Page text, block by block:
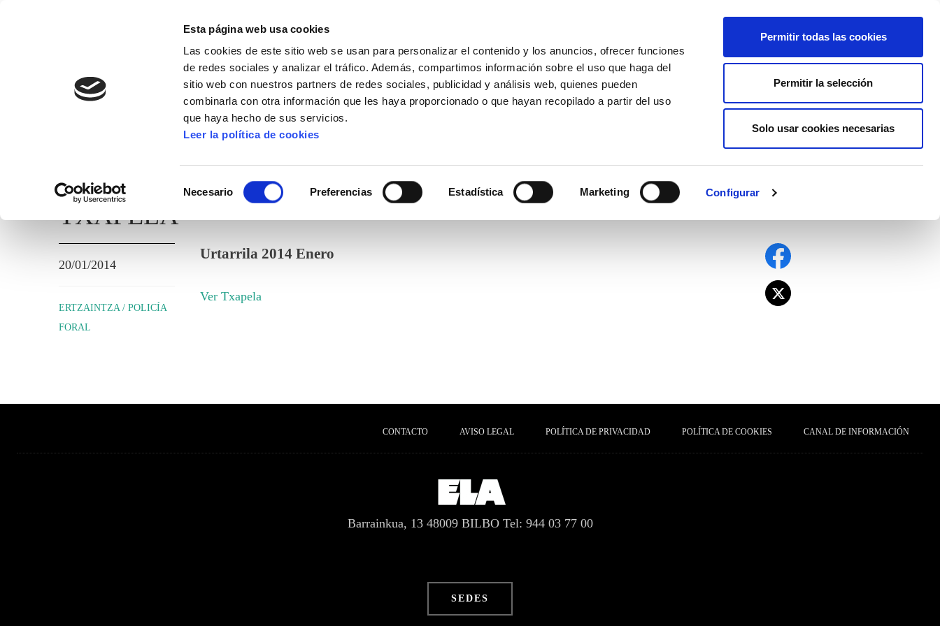
Esta página web usa cookies
Las cookies de este sitio web se usan para personalizar el contenido y los anuncios, ofrecer funciones
de redes sociales y analizar el tráfico. Además, compartimos información sobre el uso que haga del
sitio web con nuestros partners de redes sociales, publicidad y análisis web, quienes pueden
combinarla con otra información que les haya proporcionado o que hayan recopilado a partir del uso
que haya hecho de sus servicios.
Leer la política de cookies
Necesario Preferencias Estadística Marketing Configurar
Permitir todas las cookies
Permitir la selección
Solo usar cookies necesarias
AFÍLIATE
ERTZAINTZA / POLICÍA FORAL
TXAPELA
20/01/2014
ERTZAINTZA / POLICÍA
FORAL
Urtarrila 2014 Enero
Ver Txapela
CONTACTO AVISO LEGAL POLÍTICA DE PRIVACIDAD POLÍTICA DE COOKIES CANAL DE INFORMACIÓN
Barrainkua, 13 48009 BILBO Tel: 944 03 77 00
SEDES